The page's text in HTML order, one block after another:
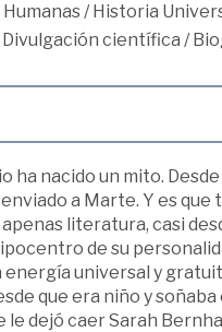
/Historia
Divulgación científica /
ha nacido un mito.
a Marte. Y es
literatura, casi
de su
universal y
que era niño y
le dejó caer Sarah